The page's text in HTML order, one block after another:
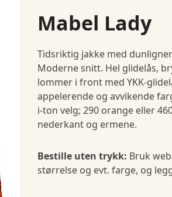
Mabel Lady
Tidsriktig jakke med
Moderne snitt. Hel glidelås,
lommer i front med YKK-
appelerende og avvikende
i-ton velg; 290 orange eller
nederkant og ermene.
Bestille uten trykk: Bruk
størrelse og evt. farge, og